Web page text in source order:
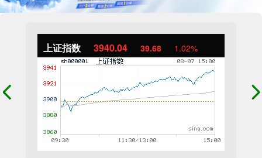
上证指数 3940.04 39.68 1.02%